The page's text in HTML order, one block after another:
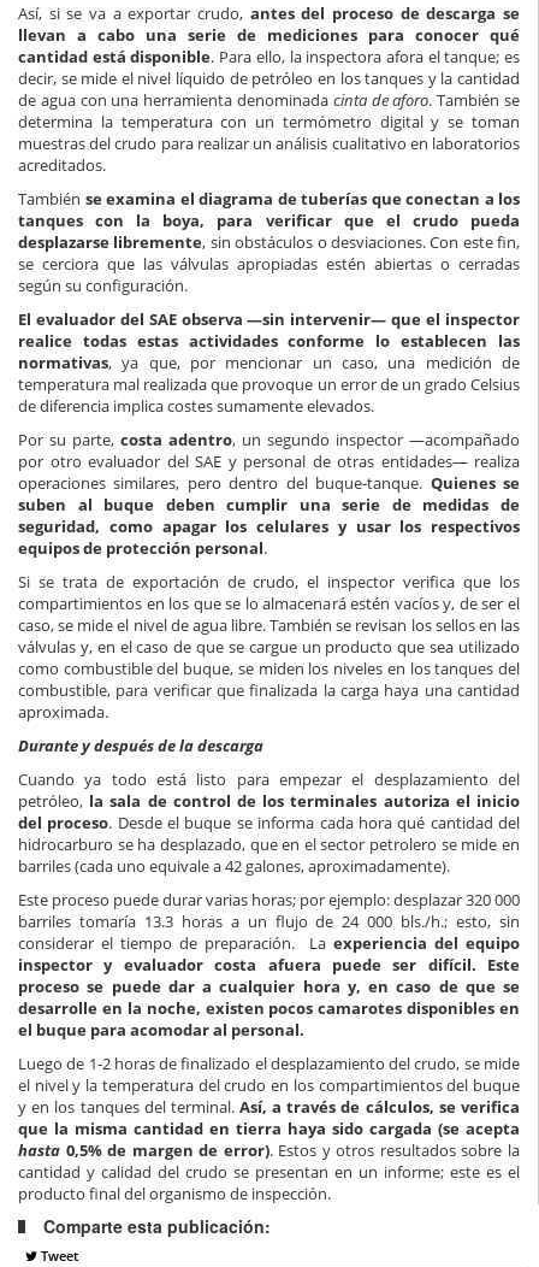
Así, si se va a exportar crudo, antes del proceso de descarga se
llevan a cabo una serie de mediciones para conocer qué
cantidad está disponible. Para ello, la inspectora afora el tanque; es
decir, se mide el nivel líquido de petróleo en los tanques y la cantidad
de agua con una herramienta denominada cinta de aforo. También se
determina la temperatura con un termómetro digital y se toman
muestras del crudo para realizar un análisis cualitativo en laboratorios
acreditados.
También se examina el diagrama de tuberías que conectan a los
tanques con la boya, para verificar que el crudo pueda
desplazarse libremente, sin obstáculos o desviaciones. Con este fin,
se cerciora que las válvulas apropiadas estén abiertas o cerradas
según su configuración.
El evaluador del SAE observa —sin intervenir— que el inspector
realice todas estas actividades conforme lo establecen las
normativas, ya que, por mencionar un caso, una medición de
temperatura mal realizada que provoque un error de un grado Celsius
de diferencia implica costes sumamente elevados.
Por su parte, costa adentro, un segundo inspector —acompañado
por otro evaluador del SAE y personal de otras entidades— realiza
operaciones similares, pero dentro del buque-tanque. Quienes se
suben al buque deben cumplir una serie de medidas de
seguridad, como apagar los celulares y usar los respectivos
equipos de protección personal.
Si se trata de exportación de crudo, el inspector verifica que los
compartimientos en los que se lo almacenará estén vacíos y, de ser el
caso, se mide el nivel de agua libre. También se revisan los sellos en las
válvulas y, en el caso de que se cargue un producto que sea utilizado
como combustible del buque, se miden los niveles en los tanques del
combustible, para verificar que finalizada la carga haya una cantidad
aproximada.
Durante y después de la descarga
Cuando ya todo está listo para empezar el desplazamiento del
petróleo, la sala de control de los terminales autoriza el inicio
del proceso. Desde el buque se informa cada hora qué cantidad del
hidrocarburo se ha desplazado, que en el sector petrolero se mide en
barriles (cada uno equivale a 42 galones, aproximadamente).
Este proceso puede durar varias horas; por ejemplo: desplazar 320 000
barriles tomaría 13.3 horas a un flujo de 24 000 bls./h.; esto, sin
considerar el tiempo de preparación. La experiencia del equipo
inspector y evaluador costa afuera puede ser difícil. Este
proceso se puede dar a cualquier hora y, en caso de que se
desarrolle en la noche, existen pocos camarotes disponibles en
el buque para acomodar al personal.
Luego de 1-2 horas de finalizado el desplazamiento del crudo, se mide
el nivel y la temperatura del crudo en los compartimientos del buque
y en los tanques del terminal. Así, a través de cálculos, se verifica
que la misma cantidad en tierra haya sido cargada (se acepta
hasta 0,5% de margen de error). Estos y otros resultados sobre la
cantidad y calidad del crudo se presentan en un informe; este es el
producto final del organismo de inspección.
Comparte esta publicación:
Tweet